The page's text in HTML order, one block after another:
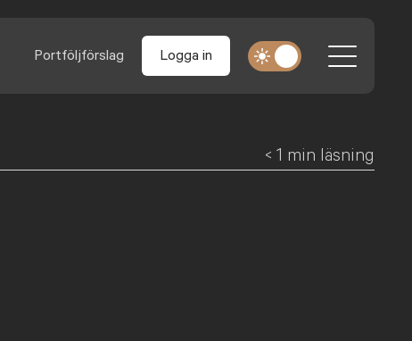
Portföljförslag Logga in
< 1 min läsning